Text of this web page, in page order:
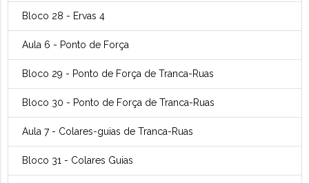
Bloco 28 - Ervas 4
Aula 6 - Ponto de Força
Bloco 29 - Ponto de Força de Tranca-Ruas
Bloco 30 - Ponto de Força de Tranca-Ruas
Aula 7 - Colares-guias de Tranca-Ruas
Bloco 31 - Colares Guias